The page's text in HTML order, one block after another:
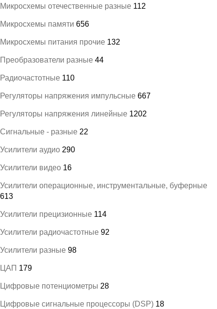
Микросхемы отечественные разные 112
Микросхемы памяти 656
Микросхемы питания прочие 132
Преобразователи разные 44
Радиочастотные 110
Регуляторы напряжения импульсные 667
Регуляторы напряжения линейные 1202
Сигнальные - разные 22
Усилители аудио 290
Усилители видео 16
Усилители операционные, инструментальные, буферные
613
Усилители прецизионные 114
Усилители радиочастотные 92
Усилители разные 98
ЦАП 179
Цифровые потенциометры 28
Цифровые сигнальные процессоры (DSP) 18